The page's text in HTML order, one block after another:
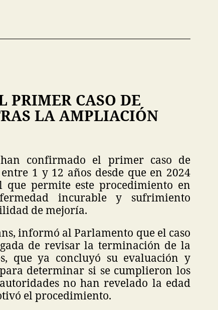
PRIMER CASO DE
LA AMPLIACIÓN
confirmado el primer caso de
1 y 12 años desde que en 2024
permite este procedimiento en
incurable y sufrimiento
de mejoría.
informó al Parlamento que el caso
de revisar la terminación de la
que ya concluyó su evaluación y
determinar si se cumplieron los
no han revelado la edad
el procedimiento.